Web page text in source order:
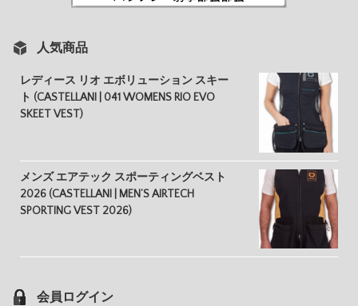
人気商品
レディース リオ エボリューション スキー
ト (CASTELLANI | 041 WOMENS RIO EVO
SKEET VEST)
メンズ エアテック スポーティングベスト
2026 (CASTELLANI | MEN’S AIRTECH
SPORTING VEST 2026)
会員ログイン